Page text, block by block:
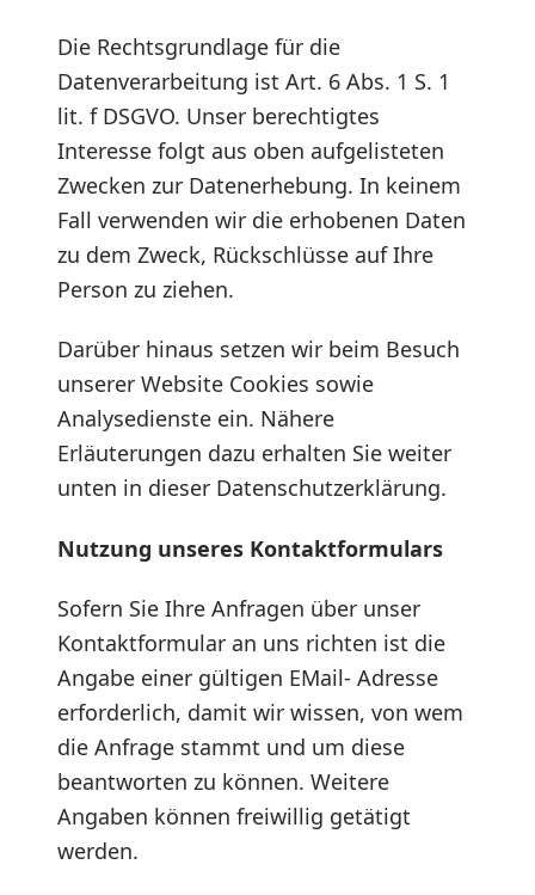
Die Rechtsgrundlage für die
Datenverarbeitung ist Art. 6 Abs. 1 S. 1
lit. f DSGVO. Unser berechtigtes
Interesse folgt aus oben aufgelisteten
Zwecken zur Datenerhebung. In keinem
Fall verwenden wir die erhobenen Daten
zu dem Zweck, Rückschlüsse auf Ihre
Person zu ziehen.
Darüber hinaus setzen wir beim Besuch
unserer Website Cookies sowie
Analysedienste ein. Nähere
Erläuterungen dazu erhalten Sie weiter
unten in dieser Datenschutzerklärung.
Nutzung unseres Kontaktformulars
Sofern Sie Ihre Anfragen über unser
Kontaktformular an uns richten ist die
Angabe einer gültigen EMail- Adresse
erforderlich, damit wir wissen, von wem
die Anfrage stammt und um diese
beantworten zu können. Weitere
Angaben können freiwillig getätigt
werden.